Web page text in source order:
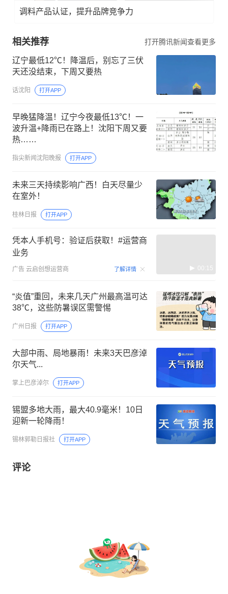
调料产品认证，提升品牌竞争力
相关推荐 打开腾讯新闻查看更多
辽宁最低12℃！降温后，别忘了三伏
天还没结束，下周又要热
话沈阳 打开APP
早晚猛降温！辽宁今夜最低13℃！一
波升温+降雨已在路上！沈阳下周又要
热……
指尖新闻沈阳晚报 打开APP
未来三天持续影响广西！白天尽量少
在室外！
桂林日报 打开APP
凭本人手机号：验证后获取！#运营商
业务
广告 云启创想运营商 了解详情 00:15
“炎值”重回，未来几天广州最高温可达
38℃，这些防暑误区需警惕
广州日报 打开APP
大部中雨、局地暴雨！未来3天巴彦淖
尔天气...
掌上巴彦淖尔 打开APP
锡盟多地大雨，最大40.9毫米！10日
迎新一轮降雨！
锡林郭勒日报社 打开APP
评论